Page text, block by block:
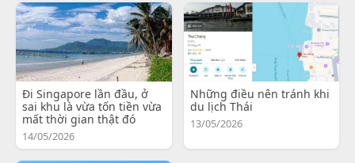
Đi Singapore lần đầu, ở
sai khu là vừa tốn tiền vừa
mất thời gian thật đó
14/05/2026
Những điều nên tránh khi
du lịch Thái
13/05/2026